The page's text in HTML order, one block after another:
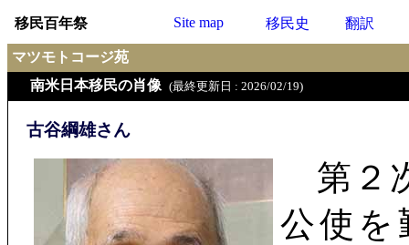
移民百年祭 Site map 移民史 翻訳
マツモトコージ苑
南米日本移民の肖像 (最終更新日 : 2026/02/19)
古谷綱雄さん
第２
公使を